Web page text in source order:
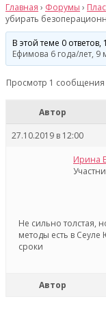
Главная › Форумы ›
убирать
В этой теме 0
Ефимова 6 года/лет, 9
Просмотр 1 сообщения
Автор
27.10.2019 в 12:00
Ирина
Не сильно толстая,
методы есть в
сроки
Автор